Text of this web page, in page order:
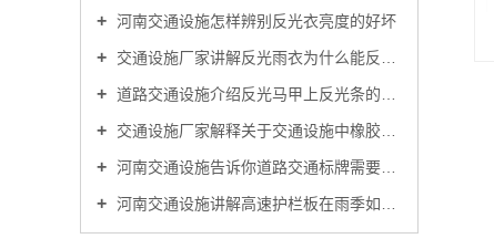
河南交通设施怎样辨别反光衣亮度的好坏
交通设施厂家讲解反光雨衣为什么能反光防雨？
道路交通设施介绍反光马甲上反光条的作用是什么？
交通设施厂家解释关于交通设施中橡胶路锥好还是塑料路锥好的问题
河南交通设施告诉你道路交通标牌需要折边吗？
河南交通设施讲解高速护栏板在雨季如何做好维护工作？